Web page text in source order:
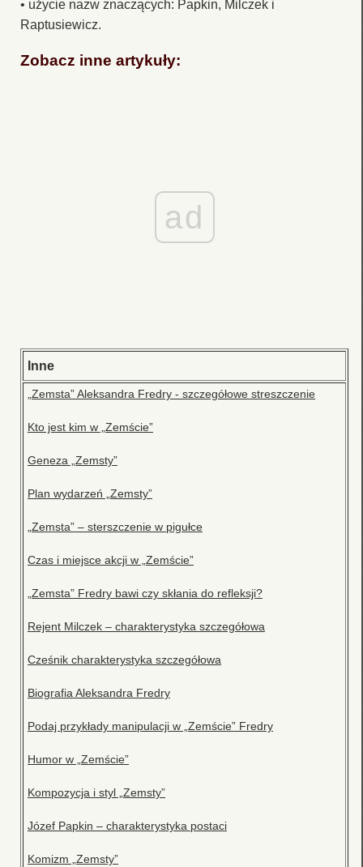
• użycie nazw znaczących: Papkin, Milczek i
Raptusiewicz.
Zobacz inne artykuły:
ad
Inne
„Zemsta” Aleksandra Fredry - szczegółowe streszczenie
Kto jest kim w „Zemście”
Geneza „Zemsty”
Plan wydarzeń „Zemsty”
„Zemsta” – sterszczenie w pigułce
Czas i miejsce akcji w „Zemście”
„Zemsta” Fredry bawi czy skłania do refleksji?
Rejent Milczek – charakterystyka szczegółowa
Cześnik charakterystyka szczegółowa
Biografia Aleksandra Fredry
Podaj przykłady manipulacji w „Zemście” Fredry
Humor w „Zemście”
Kompozycja i styl „Zemsty”
Józef Papkin – charakterystyka postaci
Komizm „Zemsty”